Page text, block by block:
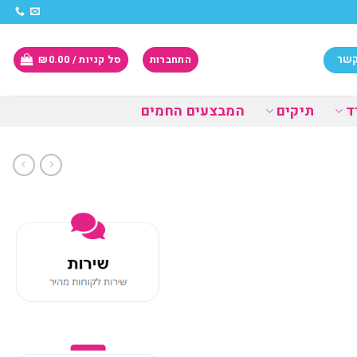
התחברות סל קניות / ₪0.00
תיקים המבצעים החמים